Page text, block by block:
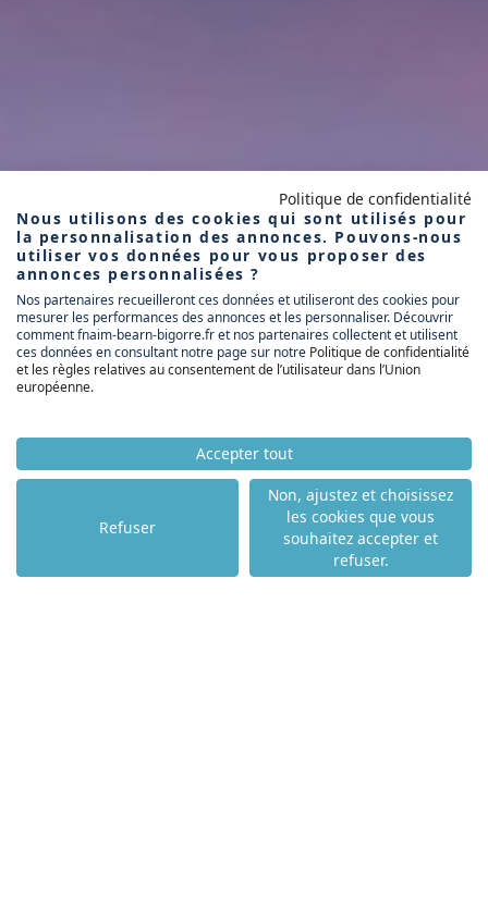
Politique de confidentialité
Nous utilisons des cookies qui sont utilisés pour
la personnalisation des annonces. Pouvons-nous
utiliser vos données pour vous proposer des
annonces personnalisées ?
Nos partenaires recueilleront ces données et utiliseront des cookies pour
mesurer les performances des annonces et les personnaliser. Découvrir
comment fnaim-bearn-bigorre.fr et nos partenaires collectent et utilisent
ces données en consultant notre page sur notre Politique de confidentialité
et les règles relatives au consentement de l’utilisateur dans l’Union
européenne.
Accepter tout
Refuser
Non, ajustez et choisissez
les cookies que vous
souhaitez accepter et
refuser.